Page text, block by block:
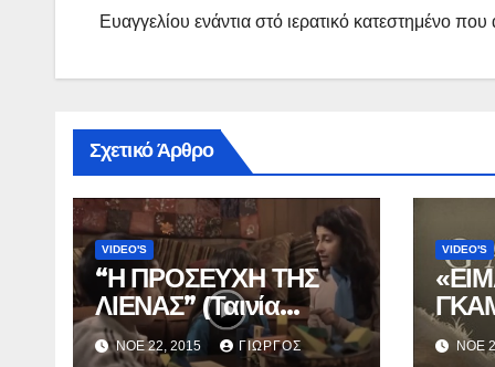
Ευαγγελίου ενάντια στό ιερατικό κατεστημένο
Σχετικό Άρθρο
VIDEO'S
“Η ΠΡΟΣΕΥΧΗ ΤΗΣ
ΛΙΕΝΑΣ” (Ταινία
μικρού μήκους).
ΝΟΈ 22, 2015 ΓΙΏΡΓΟΣ
VIDEO'S
ΝΟΈ